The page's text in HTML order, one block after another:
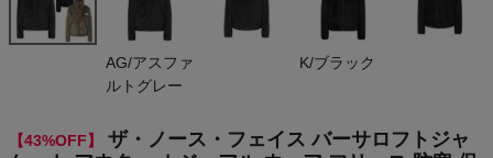
ル ウェア フ
リース 防寒
保温 アウトド
ア キャンプ T
HE NORTH F
R アウトレッ
ト セール
AG/アスファ
ルトグレー
K/ブラック
【43%OFF】
ザ・ノース・フェイス バーサロフトジャ